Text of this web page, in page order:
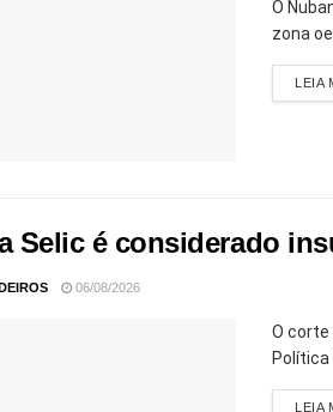
O
zona
LEIA
Selic é considerado
06/08/2026
O corte
Política
LEIA